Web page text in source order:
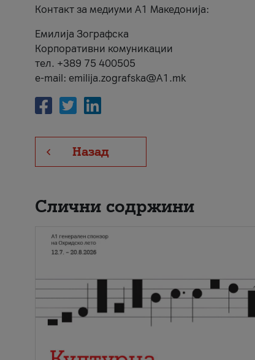
Контакт за медиуми А1 Македонија:
Емилија Зографска
Корпоративни комуникации
тел. +389 75 400505
e-mail: emilija.zografska@A1.mk
Назад
Слични содржини